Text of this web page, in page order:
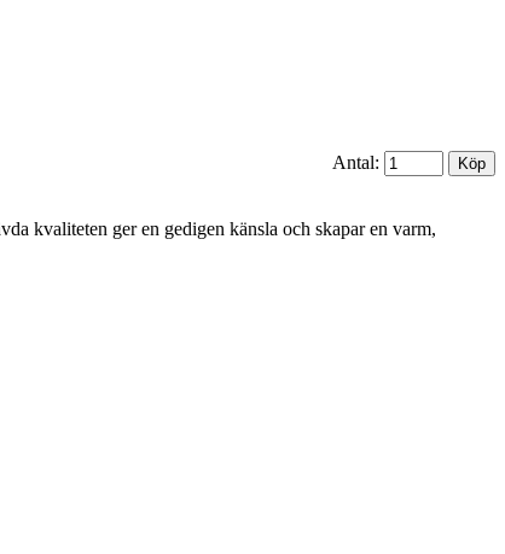
Antal:
kvaliteten ger en gedigen känsla och skapar en varm,